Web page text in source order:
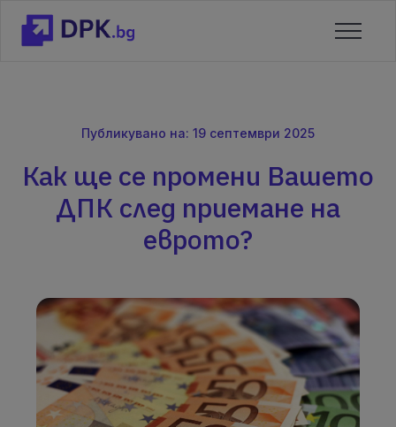
Публикувано на: 19 септември 2025
Как ще се промени Вашето
ДПК след приемане на
еврото?